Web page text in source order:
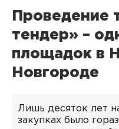
Проведение
тендер» –
площадок в
Новгороде
Лишь десяток лет
закупках было